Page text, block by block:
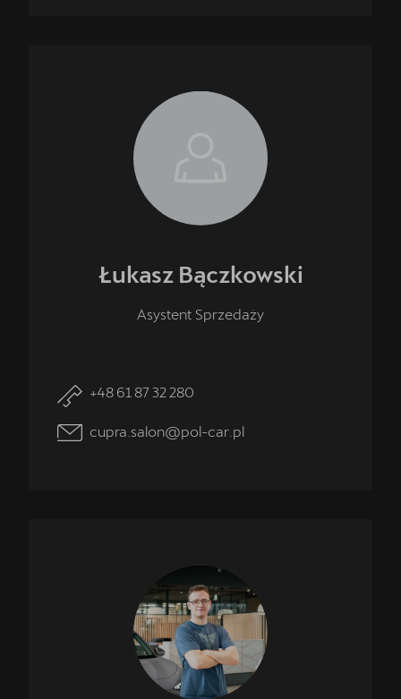
Łukasz Bączkowski
Asystent Sprzedaży
+48 61 87 32 280
cupra.salon@pol-car.pl